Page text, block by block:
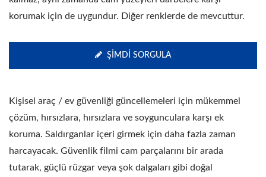
korumak için de uygundur. Diğer renklerde de mevcuttur.
ŞIMDI SORGULA
Kişisel araç / ev güvenliği güncellemeleri için mükemmel
çözüm, hırsızlara, hırsızlara ve soygunculara karşı ek
koruma. Saldırganlar içeri girmek için daha fazla zaman
harcayacak. Güvenlik filmi cam parçalarını bir arada
tutarak, güçlü rüzgar veya şok dalgaları gibi doğal